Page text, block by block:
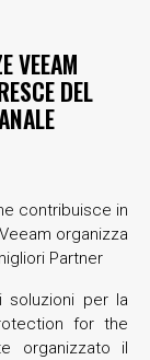
VEEAM
DEL
contribuisce in
organizza
Partner
soluzioni per la
for the
organizzato il